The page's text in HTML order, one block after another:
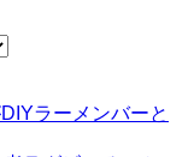
ラーメンバーと